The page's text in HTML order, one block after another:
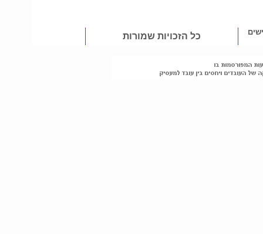
כל הזכויות שמורות